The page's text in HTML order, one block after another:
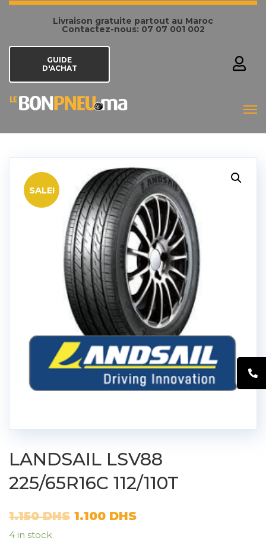
Livraison gratuite partout au Maroc
Contactez-nous: 07 07 001 002
GUIDE
D'ACHAT
SALE!
LANDSAIL LSV88
225/65R16C 112/110T
1.150DHS 1.100 DHS
4 in stock